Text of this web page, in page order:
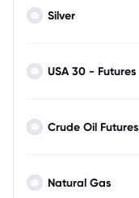
Silver
USA 30 - Futures
Crude Oil Futures
Natural Gas